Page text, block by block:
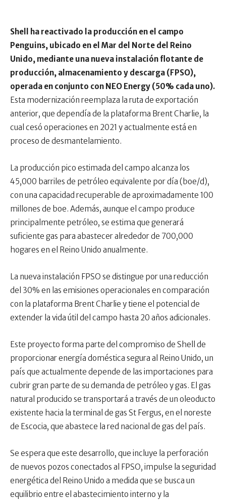
Shell ha reactivado la producción en el campo
Penguins, ubicado en el Mar del Norte del Reino
Unido, mediante una nueva instalación flotante de
producción, almacenamiento y descarga (FPSO),
operada en conjunto con NEO Energy (50% cada uno).
Esta modernización reemplaza la ruta de exportación
anterior, que dependía de la plataforma Brent Charlie, la
cual cesó operaciones en 2021 y actualmente está en
proceso de desmantelamiento.
La producción pico estimada del campo alcanza los
45,000 barriles de petróleo equivalente por día (boe/d),
con una capacidad recuperable de aproximadamente 100
millones de boe. Además, aunque el campo produce
principalmente petróleo, se estima que generará
suficiente gas para abastecer alrededor de 700,000
hogares en el Reino Unido anualmente.
La nueva instalación FPSO se distingue por una reducción
del 30% en las emisiones operacionales en comparación
con la plataforma Brent Charlie y tiene el potencial de
extender la vida útil del campo hasta 20 años adicionales.
Este proyecto forma parte del compromiso de Shell de
proporcionar energía doméstica segura al Reino Unido, un
país que actualmente depende de las importaciones para
cubrir gran parte de su demanda de petróleo y gas. El gas
natural producido se transportará a través de un oleoducto
existente hacia la terminal de gas St Fergus, en el noreste
de Escocia, que abastece la red nacional de gas del país.
Se espera que este desarrollo, que incluye la perforación
de nuevos pozos conectados al FPSO, impulse la seguridad
energética del Reino Unido a medida que se busca un
equilibrio entre el abastecimiento interno y la